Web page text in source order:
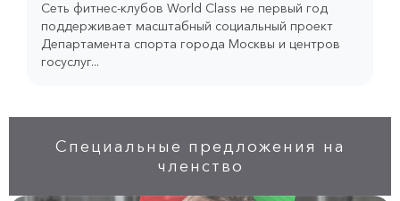
Сеть фитнес-клубов World Class не первый год
поддерживает масштабный социальный проект
Департамента спорта города Москвы и центров
госуслуг...
Специальные предложения на
членство